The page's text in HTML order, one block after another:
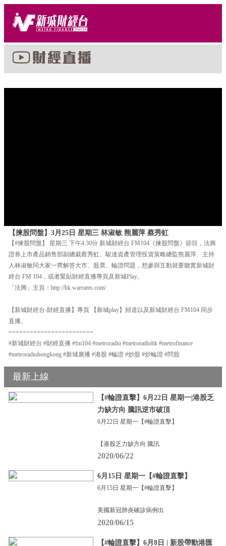
【揀股問盤】3月25日 星期三 林淑敏 熊麗萍 蔡秀虹
【#揀股問盤】 星期三 下午4:30分 新城財經台 FM104《揀股問盤》節目，法興
證券上市產品銷售部副總裁蔡秀虹、駿達資產管理投資策略總監熊麗萍、主持
人林淑敏同大家一齊解答大市、股票、輪證問題，想參與互動就要聽實新城財
經台 FM 104，或者緊貼財經直播專頁及新城Play。
「法興」主頁：http://hk.warrants.com/
【新城財經台-財經直播】專頁 【新城play】頻道以及新城財經台 FM104 同步
直播。
========================
#新城財經台 #財經直播 #fm104 #metroradio #metroradiohk #metrofinance
#metroradiohongkong #新城廣播 #港股 #輪證 #炒股 #炒輪證 #問股
最新上線
【#輪證直擊】6月22日 星期一|港股乏
力缺方向 騰訊逆市破頂
6月22日 星期一【#輪證直擊】
【港股乏力缺方向 騰訊
2020/06/22
6月15日 星期一【#輪證直擊】
6月15日 星期一【#輪證直擊】
美國新冠肺炎確診病例出
2020/06/15
【#輪證直擊】6月8日 | 新股帶動港匯